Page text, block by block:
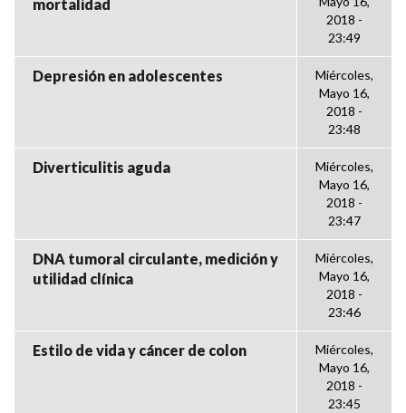
mortalidad
2018 -
23:49
Depresión en adolescentes
Miércoles,
Mayo 16,
2018 -
23:48
Diverticulitis aguda
Miércoles,
Mayo 16,
2018 -
23:47
DNA tumoral circulante, medición y
utilidad clínica
Miércoles,
Mayo 16,
2018 -
23:46
Estilo de vida y cáncer de colon
Miércoles,
Mayo 16,
2018 -
23:45